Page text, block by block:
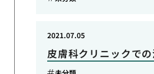
皮膚科クリニックで
2021.07.05